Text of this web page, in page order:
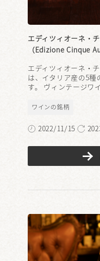
エディツィオーネ・
（Edizione Cinque
エディツィオーネ・
は、イタリア産の5
す。 ヴィンテージワ
ワインの銘柄
2022/11/15